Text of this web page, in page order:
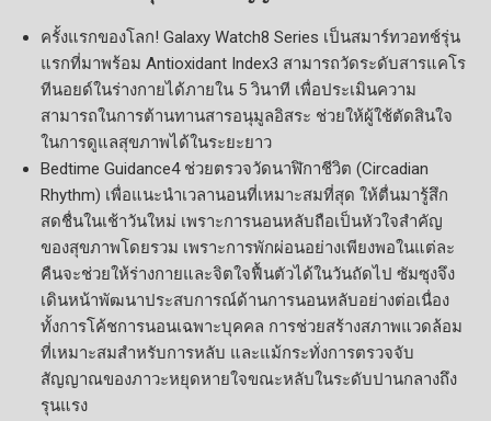
ครั้งแรกของโลก! Galaxy Watch8 Series เป็นสมาร์ทวอทช์รุ่น
แรกที่มาพร้อม Antioxidant Index3 สามารถวัดระดับสารแคโร
ทีนอยด์ในร่างกายได้ภายใน 5 วินาที เพื่อประเมินความ
สามารถในการต้านทานสารอนุมูลอิสระ ช่วยให้ผู้ใช้ตัดสินใจ
ในการดูแลสุขภาพได้ในระยะยาว
Bedtime Guidance4 ช่วยตรวจวัดนาฬิกาชีวิต (Circadian
Rhythm) เพื่อแนะนำเวลานอนที่เหมาะสมที่สุด ให้ตื่นมารู้สึก
สดชื่นในเช้าวันใหม่ เพราะการนอนหลับถือเป็นหัวใจสำคัญ
ของสุขภาพโดยรวม เพราะการพักผ่อนอย่างเพียงพอในแต่ละ
คืนจะช่วยให้ร่างกายและจิตใจฟื้นตัวได้ในวันถัดไป ซัมซุงจึง
เดินหน้าพัฒนาประสบการณ์ด้านการนอนหลับอย่างต่อเนื่อง
ทั้งการโค้ชการนอนเฉพาะบุคคล การช่วยสร้างสภาพแวดล้อม
ที่เหมาะสมสำหรับการหลับ และแม้กระทั่งการตรวจจับ
สัญญาณของภาวะหยุดหายใจขณะหลับในระดับปานกลางถึง
รุนแรง